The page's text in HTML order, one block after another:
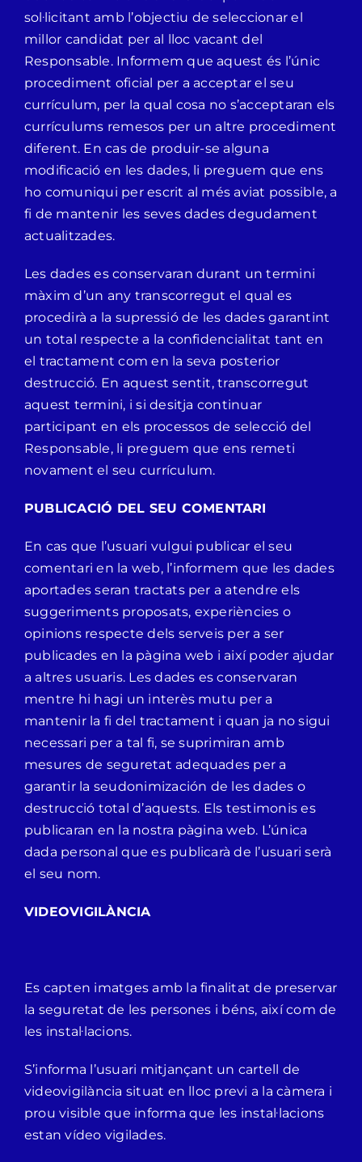
sol·licitant amb l’objectiu de seleccionar el
millor candidat per al lloc vacant del
Responsable. Informem que aquest és l’únic
procediment oficial per a acceptar el seu
currículum, per la qual cosa no s’acceptaran els
currículums remesos per un altre procediment
diferent. En cas de produir-se alguna
modificació en les dades, li preguem que ens
ho comuniqui per escrit al més aviat possible, a
fi de mantenir les seves dades degudament
actualitzades.
Les dades es conservaran durant un termini
màxim d’un any transcorregut el qual es
procedirà a la supressió de les dades garantint
un total respecte a la confidencialitat tant en
el tractament com en la seva posterior
destrucció. En aquest sentit, transcorregut
aquest termini, i si desitja continuar
participant en els processos de selecció del
Responsable, li preguem que ens remeti
novament el seu currículum.
PUBLICACIÓ DEL SEU COMENTARI
En cas que l’usuari vulgui publicar el seu
comentari en la web, l’informem que les dades
aportades seran tractats per a atendre els
suggeriments proposats, experiències o
opinions respecte dels serveis per a ser
publicades en la pàgina web i així poder ajudar
a altres usuaris. Les dades es conservaran
mentre hi hagi un interès mutu per a
mantenir la fi del tractament i quan ja no sigui
necessari per a tal fi, se suprimiran amb
mesures de seguretat adequades per a
garantir la seudonimización de les dades o
destrucció total d’aquests. Els testimonis es
publicaran en la nostra pàgina web. L’única
dada personal que es publicarà de l’usuari serà
el seu nom.
VIDEOVIGILÀNCIA
Es capten imatges amb la finalitat de preservar
la seguretat de les persones i béns, així com de
les instal·lacions.
S’informa l’usuari mitjançant un cartell de
videovigilància situat en lloc previ a la càmera i
prou visible que informa que les instal·lacions
estan vídeo vigilades.